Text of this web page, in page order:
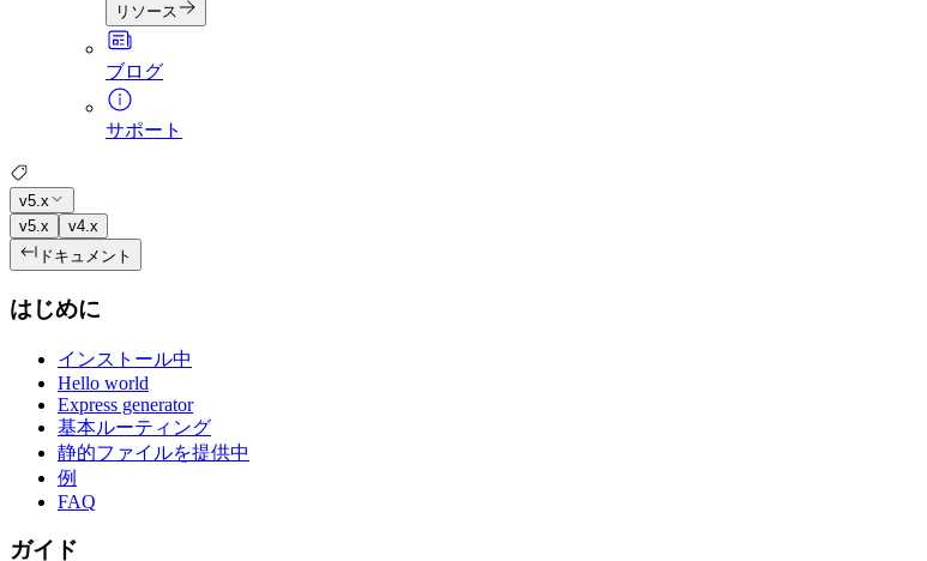
リソース
ブログ
サポート
v5.x
v5.x
v4.x
ドキュメント
はじめに
インストール中
Hello world
Express generator
基本ルーティング
静的ファイルを提供中
例
FAQ
ガイド